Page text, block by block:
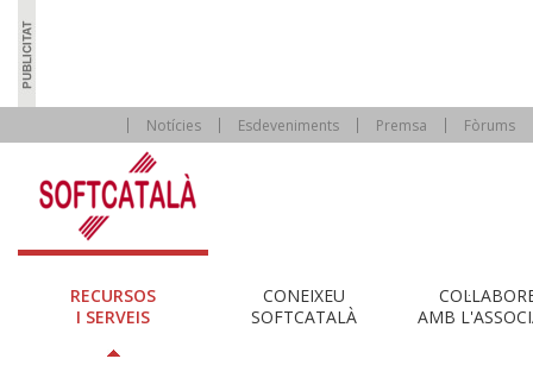
Notícies Esdeveniments Premsa Fòrums
RECURSOS
I SERVEIS
CONEIXEU
SOFTCATALÀ
AMB